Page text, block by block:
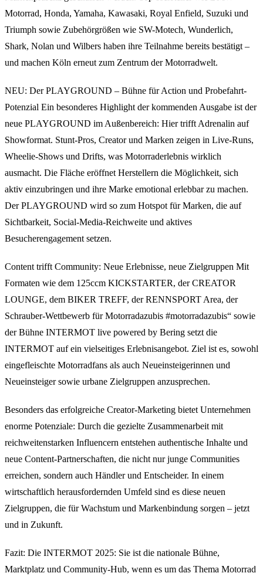
Motorrad, Honda, Yamaha, Kawasaki, Royal Enfield, Suzuki und
Triumph sowie Zubehörgrößen wie SW-Motech, Wunderlich,
Shark, Nolan und Wilbers haben ihre Teilnahme bereits bestätigt –
und machen Köln erneut zum Zentrum der Motorradwelt.
NEU: Der PLAYGROUND – Bühne für Action und Probefahrt-
Potenzial Ein besonderes Highlight der kommenden Ausgabe ist der
neue PLAYGROUND im Außenbereich: Hier trifft Adrenalin auf
Showformat. Stunt-Pros, Creator und Marken zeigen in Live-Runs,
Wheelie-Shows und Drifts, was Motorraderlebnis wirklich
ausmacht. Die Fläche eröffnet Herstellern die Möglichkeit, sich
aktiv einzubringen und ihre Marke emotional erlebbar zu machen.
Der PLAYGROUND wird so zum Hotspot für Marken, die auf
Sichtbarkeit, Social-Media-Reichweite und aktives
Besucherengagement setzen.
Content trifft Community: Neue Erlebnisse, neue Zielgruppen Mit
Formaten wie dem 125ccm KICKSTARTER, der CREATOR
LOUNGE, dem BIKER TREFF, der RENNSPORT Area, der
Schrauber-Wettbewerb für Motorradazubis #motorradazubis“ sowie
der Bühne INTERMOT live powered by Bering setzt die
INTERMOT auf ein vielseitiges Erlebnisangebot. Ziel ist es, sowohl
eingefleischte Motorradfans als auch Neueinsteigerinnen und
Neueinsteiger sowie urbane Zielgruppen anzusprechen.
Besonders das erfolgreiche Creator-Marketing bietet Unternehmen
enorme Potenziale: Durch die gezielte Zusammenarbeit mit
reichweitenstarken Influencern entstehen authentische Inhalte und
neue Content-Partnerschaften, die nicht nur junge Communities
erreichen, sondern auch Händler und Entscheider. In einem
wirtschaftlich herausfordernden Umfeld sind es diese neuen
Zielgruppen, die für Wachstum und Markenbindung sorgen – jetzt
und in Zukunft.
Fazit: Die INTERMOT 2025: Sie ist die nationale Bühne,
Marktplatz und Community-Hub, wenn es um das Thema Motorrad